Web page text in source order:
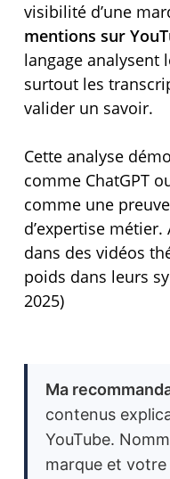
visibilité d’une
mentions sur
langage analysent
surtout les
valider un savoir.
Cette analyse
comme ChatGPT
comme une
d’expertise
dans des vidéos
poids dans leurs
2025)
Ma
contenus
YouTube.
marque et